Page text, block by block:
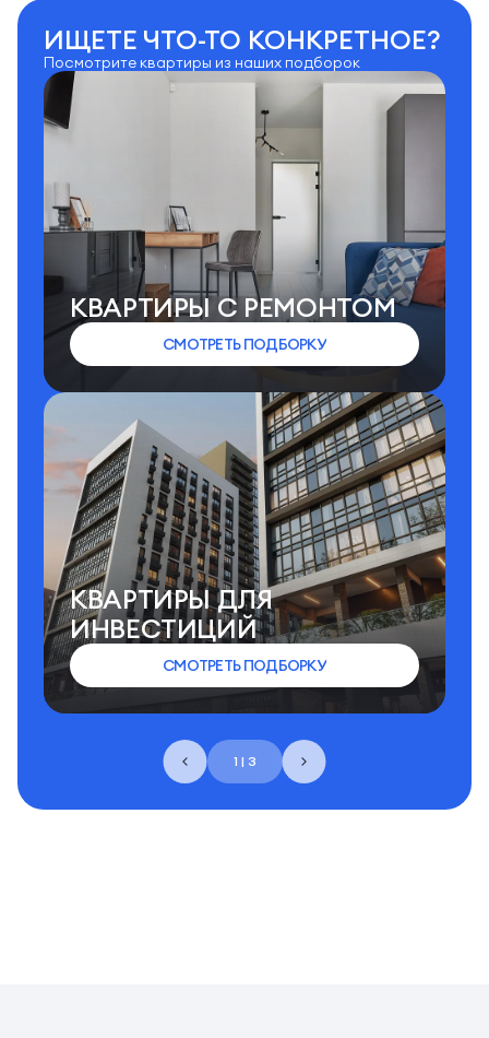
ИЩЕТЕ ЧТО-ТО КОНКРЕТНОЕ?
Посмотрите квартиры из наших подборок
1 | 3
КВАРТИРЫ C РЕМОНТОМ
СМОТРЕТЬ ПОДБОРКУ
КВАРТИРЫ ДЛЯ
ИНВЕСТИЦИЙ
СМОТРЕТЬ ПОДБОРКУ